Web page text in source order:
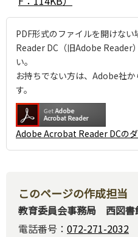
PDF形式のファイルを開けな
Reader DC（旧Adobe Reader
い。
お持ちでない方は、Adobe社
す。
Adobe Acrobat Reader DCの
このページの作成担当
教育委員会事務局 西図書
電話番号： 072-271-2032